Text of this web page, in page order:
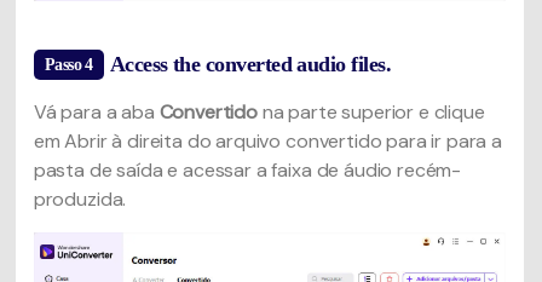
Passo 4 Access the converted audio files.
Vá para a aba Convertidona parte superior e clique
em Abrir à direita do arquivo convertido para ir para a
pasta de saída e acessar a faixa de áudio recém-
produzida.